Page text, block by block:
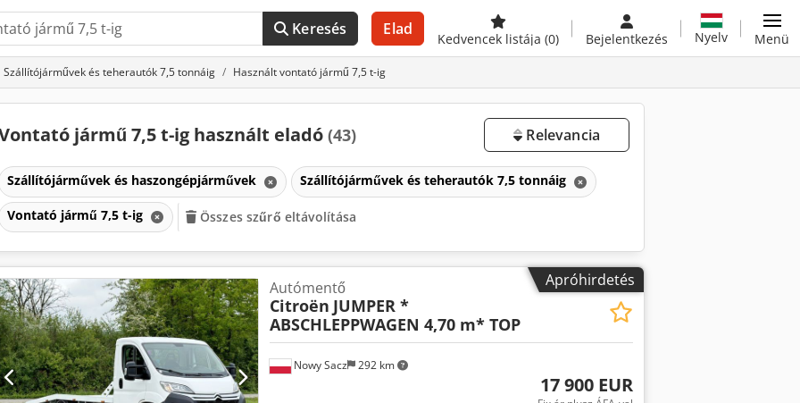
Keresés Elad
Kedvencek listája (0) Bejelentkezés Nyelv Menü
Szállítójárművek és teherautók 7,5 tonnáig Használt vontató jármű 7,5 t-ig
jármű 7,5 t-ig használt eladó (43) Relevancia
Szállítójárművek és haszongépjárművek Szállítójárművek és teherautók 7,5 tonnáig
Vontató jármű 7,5 t-ig Összes szűrő eltávolítása
Apróhirdetés
Nowy Sacz 292 km
Autómentő
Citroën JUMPER *
ABSCHLEPPWAGEN 4,70 m* TOP
17 900 EUR